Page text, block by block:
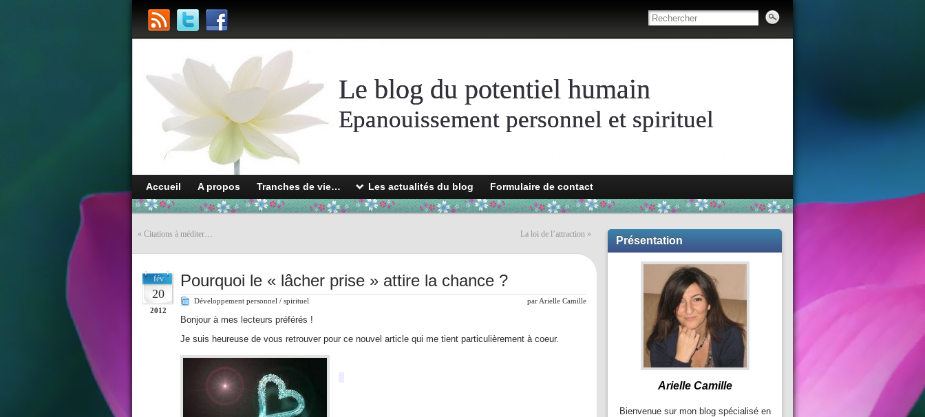
Le blog du potentiel humain
Epanouissement personnel et spirituel
Accueil A propos Tranches de vie… Les actualités du blog Formulaire de contact
« Citations à méditer… La loi de l’attraction »
fév
20
2012
Pourquoi le « lâcher prise » attire la chance ?
Développement personnel / spirituel par Arielle Camille
Bonjour à mes lecteurs préférés !
Je suis heureuse de vous retrouver pour ce nouvel article qui me tient particulièrement à coeur.
Présentation
Arielle Camille
Bienvenue sur mon blog spécialisé en